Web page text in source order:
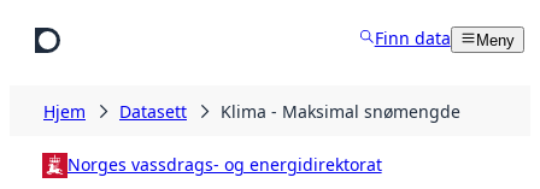
Finn data Meny
Hjem Datasett Klima - Maksimal snømengde
Norges vassdrags- og energidirektorat